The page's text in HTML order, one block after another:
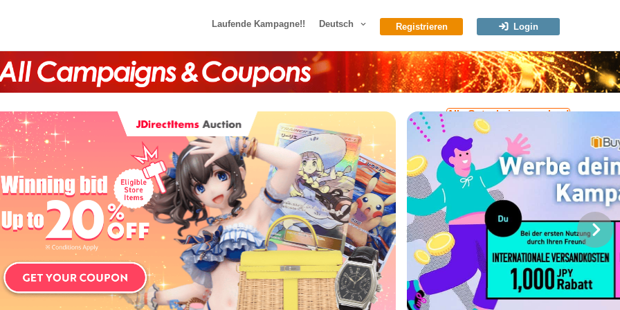
Laufende Kampagne!! Deutsch Registrieren Login
Alle Gutscheine ansehen!